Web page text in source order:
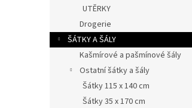
UTĚRKY
Drogerie
ŠÁTKY A ŠÁLY
Kašmírové a pašmínové šály
Ostatní šátky a šály
Šátky 115 x 140 cm
Šátky 35 x 170 cm